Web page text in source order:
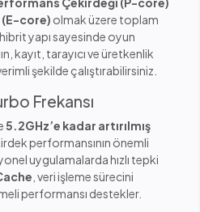
(E-core) olmak üzere toplam
yapı sayesinde oyun
kayıt, tarayıcı ve üretkenlik
şekilde çalıştırabilirsiniz.
Frekansı
5.2GHz’e kadar artırılmış
performansının önemli
uygulamalarda hızlı tepki
, veri işleme sürecini
performansı destekler.